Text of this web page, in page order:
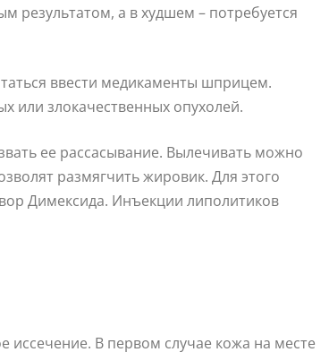
результатом, а в худшем – потребуется
ввести медикаменты шприцем.
или злокачественных опухолей.
ее рассасывание. Вылечивать можно
размягчить жировик. Для этого
Димексида. Инъекции липолитиков
иссечение. В первом случае кожа на месте